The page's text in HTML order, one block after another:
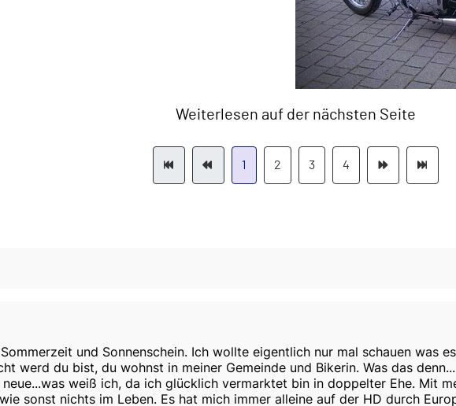
Weiterlesen auf der nächsten Seite
1 2 3 4
und Sonnenschein. Ich wollte eigentlich nur mal schauen was
werd du bist, du wohnst in meiner Gemeinde und Bikerin. Was das
weiß ich, da ich glücklich vermarktet bin in doppelter Ehe. Mit
sonst nichts im Leben. Es hat mich immer alleine auf der HD durch